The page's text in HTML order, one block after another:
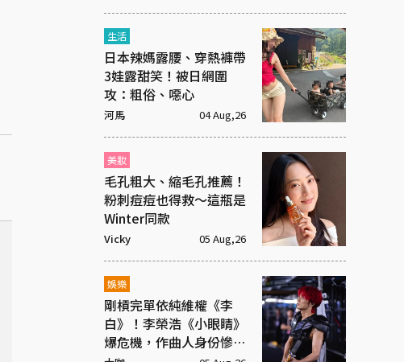
生活
日本辣媽露腰、穿熱褲帶
3娃露甜笑！被日網圍
攻：粗俗、噁心
河馬 04 Aug,26
美妝
毛孔粗大、縮毛孔推薦！
粉刺痘痘也得救～這瓶是
Winter同款
Vicky 05 Aug,26
娛樂
剛槓完單依純維權《李
白》！李榮浩《小眼睛》
爆危機，作曲人身份慘遭